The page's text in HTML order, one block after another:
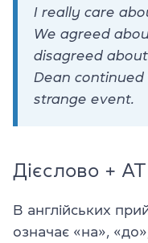
I really care
We agreed
disagreed
Dean
strange event.
Дієслово + AT
В англійських
означає «на»,